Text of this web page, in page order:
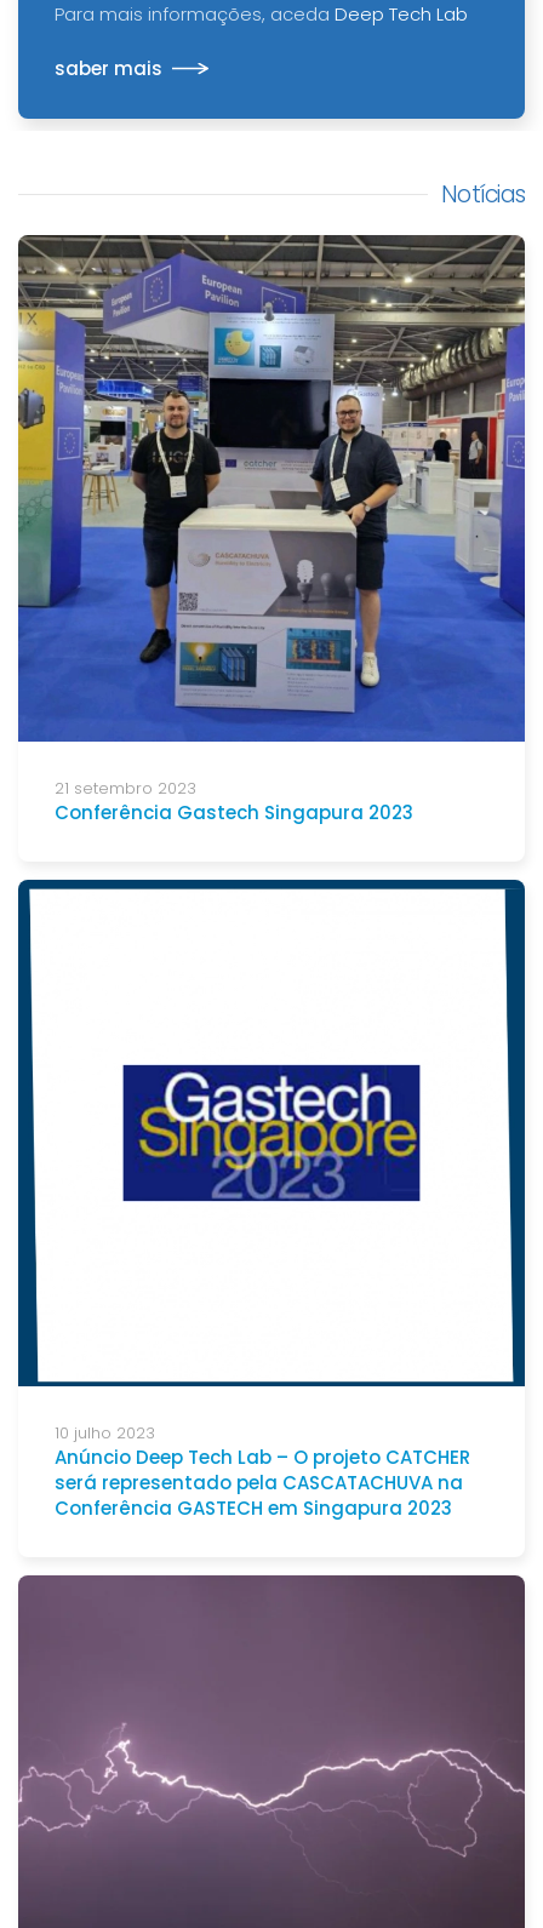
Para mais informações, aceda Deep Tech Lab
saber mais
Notícias
21 setembro 2023
Conferência Gastech Singapura 2023
10 julho 2023
Anúncio Deep Tech Lab – O projeto CATCHER
será representado pela CASCATACHUVA na
Conferência GASTECH em Singapura 2023